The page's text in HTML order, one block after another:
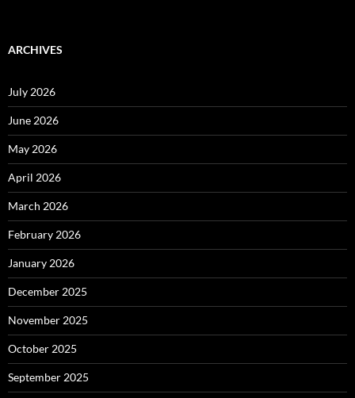
ARCHIVES
July 2026
June 2026
May 2026
April 2026
March 2026
February 2026
January 2026
December 2025
November 2025
October 2025
September 2025